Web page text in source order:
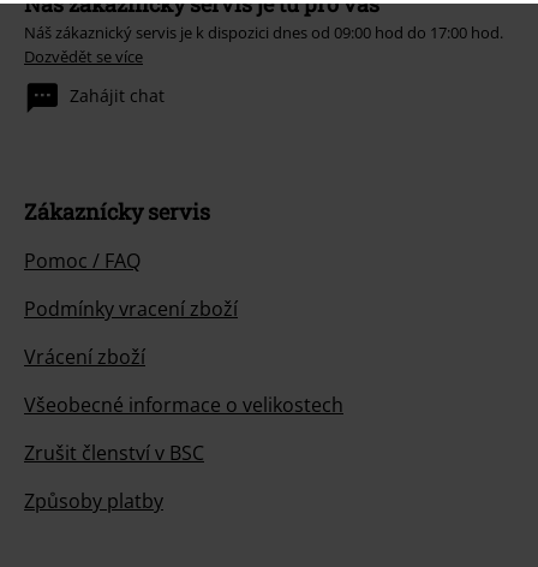
Náš zákaznický servis je k dispozici dnes od 09:00 hod do 17:00 hod.
Dozvědět se více
Zahájit chat
Zákaznícky servis
Pomoc / FAQ
Podmínky vracení zboží
Vrácení zboží
Všeobecné informace o velikostech
Zrušit členství v BSC
Způsoby platby